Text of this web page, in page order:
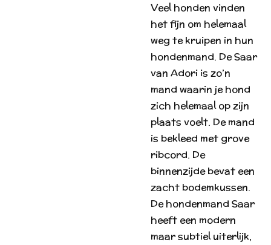
Veel honden vinden
het fijn om helemaal
weg te kruipen in hun
hondenmand. De Saar
van Adori is zo’n
mand waarin je hond
zich helemaal op zijn
plaats voelt. De mand
is bekleed met grove
ribcord. De
binnenzijde bevat een
zacht bodemkussen.
De hondenmand Saar
heeft een modern
maar subtiel uiterlijk,